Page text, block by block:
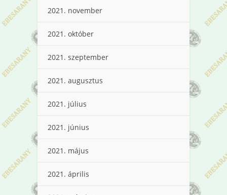
2021. november
2021. október
2021. szeptember
2021. augusztus
2021. július
2021. június
2021. május
2021. április